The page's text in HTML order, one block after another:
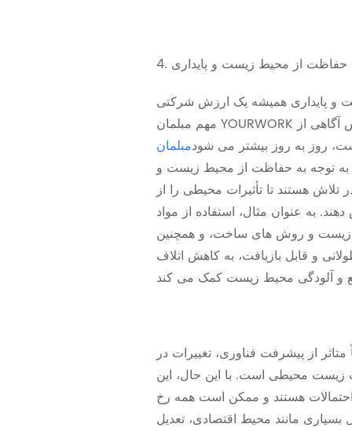
پایداری همیشه یک ارزش شرکتی
مهم مبلمان YOURWORK بوده است. با افزایش آگاهی از
روز به روز بیشتر می شودمبلمان
به توجه به حفاظت از محیط زیست و
تلاش هستند تا تأثیرات محیطی را از
به عنوان مثال، استفاده از مواد
زیست و روش های ساخت، و همچنین
و قابل بازیافت، به کاهش اتلاف
از پیشرفت فناوری، تغییرات در
زیست محیطی است. با این حال، این
هستند و ممکن است همه رخ
بسیاری مانند محیط اقتصادی، تعدیل